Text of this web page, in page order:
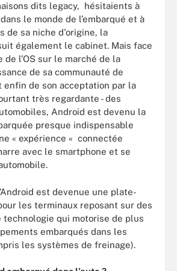
dits legacy, hésitaients à
le monde de l’embarqué et à
de sa niche d'origine, la
également le cabinet. Mais face
de l’OS sur le marché de la
de sa communauté de
enfin de son acceptation par la
très regardante - des
Android est devenu la
presque indispensable
« expérience « connectée
avec le smartphone et se
est devenue une plate-
les terminaux reposant sur des
technologie qui motorise de plus
embarqués dans les
les systèmes de freinage).